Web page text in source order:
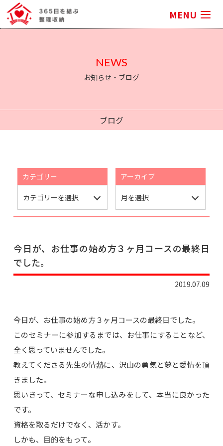
MENU
NEWS
お知らせ・ブログ
ブログ
カテゴリー アーカイブ
今日が、お仕事の始め方３ヶ月コースの最終日
でした。
2019.07.09
今日が、お仕事の始め方３ヶ月コースの最終日でした。
このセミナーに参加するまでは、お仕事にすることなど、
全く思っていませんでした。
教えてくださる先生の情熱に、沢山の勇気と夢と愛情を頂
きました。
思いきって、セミナーな申し込みをして、本当に良かった
です。
資格を取るだけでなく、活かす。
しかも、目的をもって。